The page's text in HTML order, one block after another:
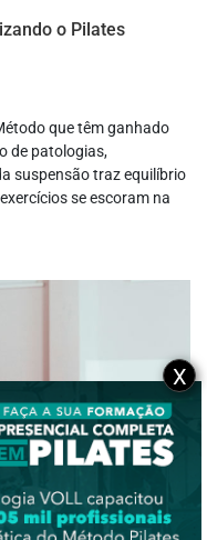
o Pilates
que têm ganhado
de patologias,
suspensão traz equilíbrio
se escoram na
X